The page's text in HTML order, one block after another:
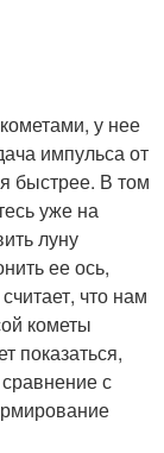
у нее
импульса от
быстрее. В том
уже на
луну
ее ось,
что нам
кометы
показаться,
с